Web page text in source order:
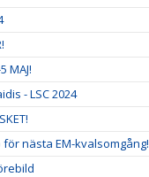
MAJ!
- LSC 2024
nästa EM-kvalsomgång!